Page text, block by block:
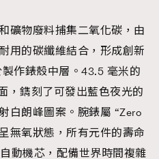
礦物廢料捕集二氧化碳，由
用的碳纖維結合，形成創新
作錶殼中層。43.5 毫米的
，鐫刻了可發出藍色夜光的
白朗峰圖案。腕錶屬 “Zero
無氧狀態，所有元件的壽命
動機芯，配備世界時間複雜